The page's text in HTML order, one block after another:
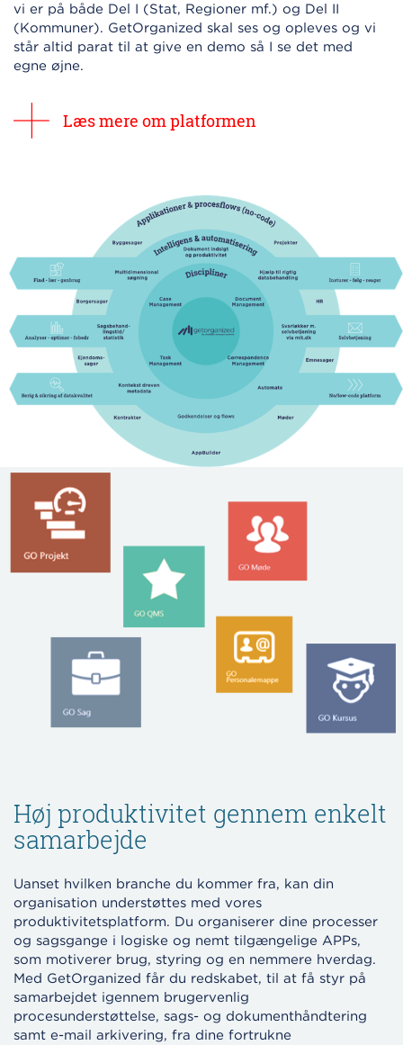
vi er på både Del I (Stat, Regioner mf.) og Del II
(Kommuner). GetOrganized skal ses og opleves og vi
står altid parat til at give en demo så I se det med
egne øjne.
Læs mere om platformen
Høj produktivitet gennem enkelt
samarbejde
Uanset hvilken branche du kommer fra, kan din
organisation understøttes med vores
produktivitetsplatform. Du organiserer dine processer
og sagsgange i logiske og nemt tilgængelige APPs,
som motiverer brug, styring og en nemmere hverdag.
Med GetOrganized får du redskabet, til at få styr på
samarbejdet igennem brugervenlig
procesunderstøttelse, sags- og dokumenthåndtering
samt e-mail arkivering, fra dine fortrukne